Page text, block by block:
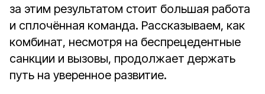
за этим результатом стоит большая работа
и сплочённая команда. Рассказываем, как
комбинат, несмотря на беспрецедентные
санкции и вызовы, продолжает держать
путь на уверенное развитие.